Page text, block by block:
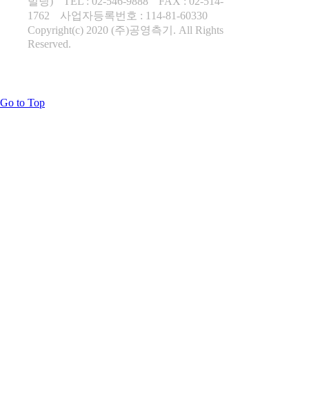
1762
사업자등록번호 : 114-81-60330
Copyright(c) 2020 (주)공영측기. All Rights
Reserved.
Go to Top